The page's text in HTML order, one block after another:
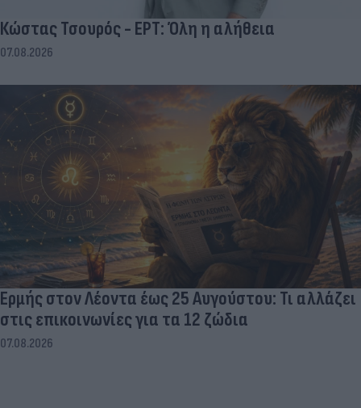
Κώστας Τσουρός - ΕΡΤ: Όλη η αλήθεια
07.08.2026
Ερμής στον Λέοντα έως 25 Αυγούστου: Τι αλλάζει
στις επικοινωνίες για τα 12 ζώδια
07.08.2026